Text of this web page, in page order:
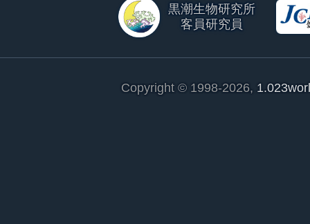
黒潮生物研究所
客員研究員
Copyright © 1998-2026,